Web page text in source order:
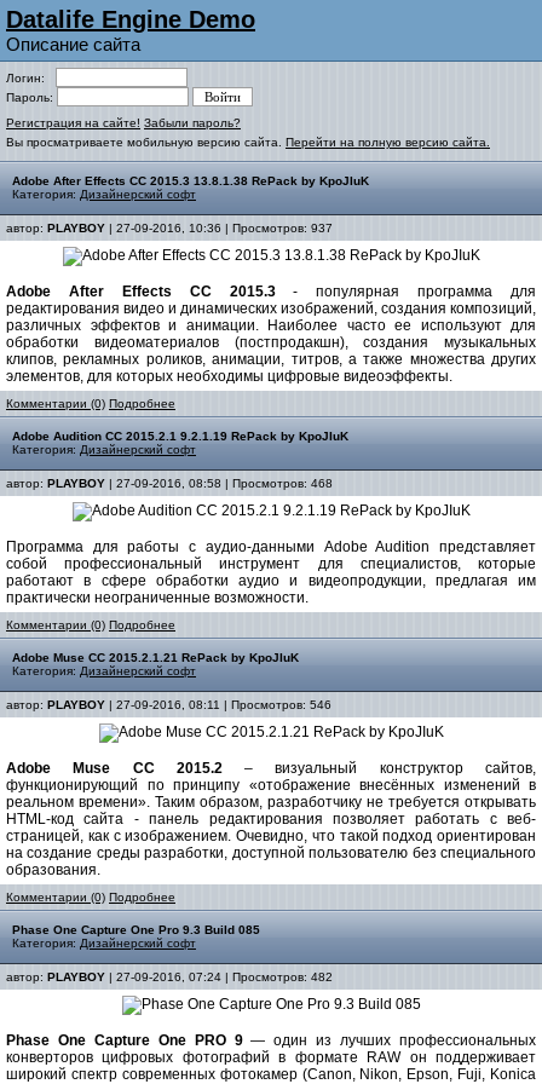
Datalife Engine Demo
Описание сайта
Логин:
Пароль:
Регистрация на сайте! Забыли пароль?
Вы просматриваете мобильную версию сайта. Перейти на полную версию сайта.
Adobe After Effects CC 2015.3 13.8.1.38 RePack by KpoJIuK
Категория: Дизайнерский софт
автор: PLAYBOY | 27-09-2016, 10:36 | Просмотров: 937
Adobe After Effects CC 2015.3- популярная программа для
редактирования видео и динамических изображений, создания композиций,
различных эффектов и анимации. Наиболее часто ее используют для
обработки видеоматериалов (постпродакшн), создания музыкальных
клипов, рекламных роликов, анимации, титров, а также множества других
элементов, для которых необходимы цифровые видеоэффекты.
Комментарии (0) Подробнее
Adobe Audition CC 2015.2.1 9.2.1.19 RePack by KpoJIuK
Категория: Дизайнерский софт
автор: PLAYBOY | 27-09-2016, 08:58 | Просмотров: 468
Программа для работы с аудио-данными Adobe Audition представляет
собой профессиональный инструмент для специалистов, которые
работают в сфере обработки аудио и видеопродукции, предлагая им
практически неограниченные возможности.
Комментарии (0) Подробнее
Adobe Muse CC 2015.2.1.21 RePack by KpoJIuK
Категория: Дизайнерский софт
автор: PLAYBOY | 27-09-2016, 08:11 | Просмотров: 546
Adobe Muse CC 2015.2– визуальный конструктор сайтов,
функционирующий по принципу «отображение внесённых изменений в
реальном времени». Таким образом, разработчику не требуется открывать
HTML-код сайта - панель редактирования позволяет работать с веб-
страницей, как с изображением. Очевидно, что такой подход ориентирован
на создание среды разработки, доступной пользователю без специального
образования.
Комментарии (0) Подробнее
Phase One Capture One Pro 9.3 Build 085
Категория: Дизайнерский софт
автор: PLAYBOY | 27-09-2016, 07:24 | Просмотров: 482
Phase One Capture One PRO 9— один из лучших профессиональных
конверторов цифровых фотографий в формате RAW он поддерживает
широкий спектр современных фотокамер (Canon, Nikon, Epson, Fuji, Konica